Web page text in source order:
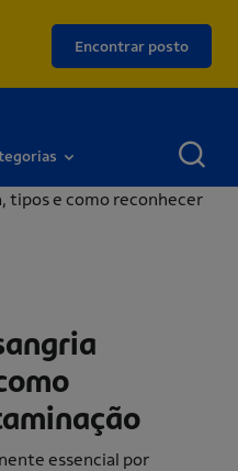
Encontrar posto
essencial por